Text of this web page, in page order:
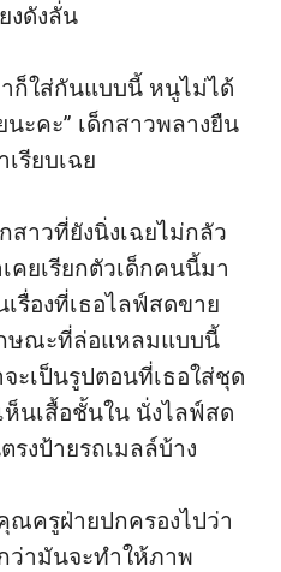
งดังลั่น
ก็ใส่กันแบบนี้ หนูไม่ได้
ะคะ” เด็กสาวพลางยืน
รียบเฉย
สาวที่ยังนิ่งเฉยไม่กลัว
คยเรียกตัวเด็กคนนี้มา
รื่องที่เธอไลฟ์สดขาย
ษณะที่ล่อแหลมแบบนี้
ะเป็นรูปตอนที่เธอใส่ชุด
ห็นเสื้อชั้นใน นั่งไลฟ์สด
งป้ายรถเมลล์บ้าง
ณครูฝ่ายปกครองไปว่า
ามันจะทำให้ภาพ